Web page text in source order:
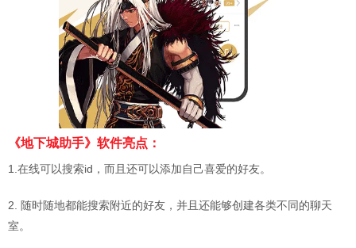
《地下城助手》软件亮点：
1.在线可以搜索id，而且还可以添加自己喜爱的好友。
2. 随时随地都能搜索附近的好友，并且还能够创建各类不同的聊天
室。